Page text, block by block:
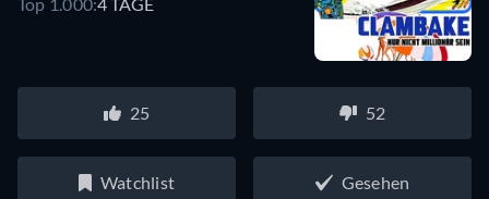
25 52
Watchlist Gesehen